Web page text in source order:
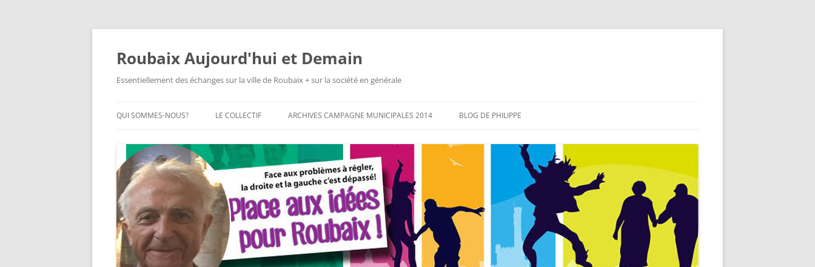
Aller
contenu
Roubaix Aujourd'hui et Demain
Essentiellement des échanges sur la ville de Roubaix + sur la société en générale
QUI SOMMES-NOUS? LE COLLECTIF ARCHIVES CAMPAGNE MUNICIPALES 2014 BLOG DE PHILIPPE